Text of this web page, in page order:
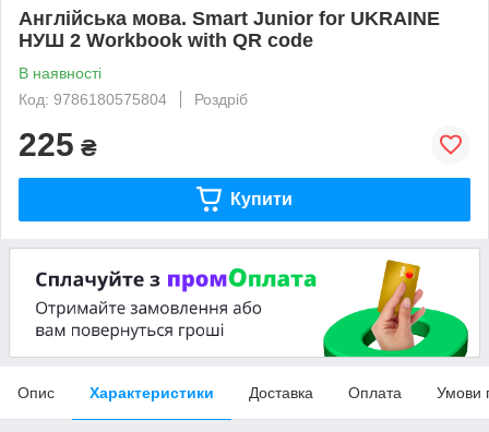
Англійська мова. Smart Junior for UKRAINE
НУШ 2 Workbook with QR code
В наявності
Код: 9786180575804
Роздріб
225 ₴
Купити
Опис Характеристики Доставка Оплата Умови